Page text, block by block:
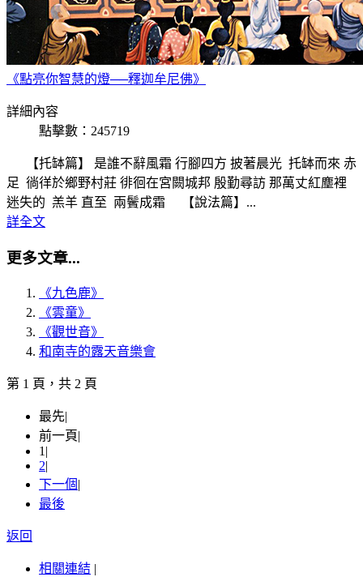
《點亮你智慧的燈──釋迦牟尼佛》
詳細內容
點擊數：245719
【托缽篇】 是誰不辭風霜 行腳四方 披著晨光 托缽而來 赤
足 徜徉於鄉野村莊 徘徊在宮闕城邦 殷勤尋訪 那萬丈紅塵裡
迷失的 羔羊 直至 兩鬢成霜 【說法篇】...
詳全文
更多文章...
《九色鹿》
《雲童》
《觀世音》
和南寺的露天音樂會
第 1 頁，共 2 頁
最先|
前一頁|
1 |
2|
下一個|
最後
返回
相關連結 |